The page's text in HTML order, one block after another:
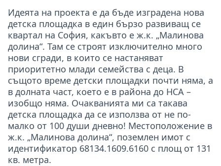
Идеята на проекта е да бъде изградена нова
детска площадка в един бързо развиващ се
квартал на София, какъвто е ж.к. „Малинова
долина“. Там се строят изключително много
нови сгради, в които се настаняват
приоритетно млади семейства с деца. В
същото време детски площадки почти няма, а
в долната част, което е в района до НСА –
изобщо няма. Очакванията ми са такава
детска площадка да се използва от не по-
малко от 100 души дневно! Местоположение в
ж.к. „Малинова долина“, поземлен имот с
идентификатор 68134.1609.6160 с площ от 131
кв. метра.